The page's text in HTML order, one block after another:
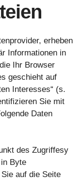
erheben
Informationen in
Ihr Browser
geschieht auf
Interesses“ (s.
Sie mit
Daten
des Zugriffesy
Byte
auf die Seite